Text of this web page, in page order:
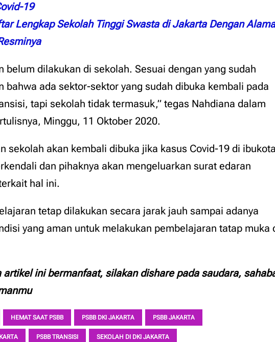
19
Lengkap Sekolah Tinggi Swasta di Jakarta Dengan
belum dilakukan di sekolah. Sesuai dengan yang sudah
bahwa ada sektor-sektor yang sudah dibuka kembali pada
tapi sekolah tidak termasuk,” tegas Nahdiana dalam
Minggu, 11 Oktober 2020.
sekolah akan kembali dibuka jika kasus Covid-19 di ibukota
dan pihaknya akan mengeluarkan surat edaran
hal ini.
tetap dilakukan secara jarak jauh sampai adanya
yang aman untuk melakukan pembelajaran tatap muka
ini bermanfaat, silakan dishare pada saudara,
HEMAT SAAT PSBB PSBB DKI JAKARTA PSBB JAKARTA
PSBB TRANSISI SEKOLAH DI DKI JAKARTA